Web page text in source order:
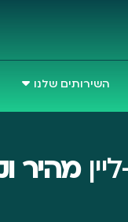
השירותים שלנו
מהיר